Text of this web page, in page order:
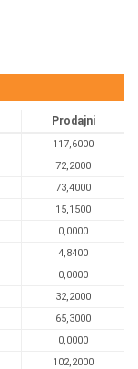
Prodajni
117,6000
72,2000
73,4000
15,1500
0,0000
4,8400
0,0000
32,2000
65,3000
0,0000
102,2000